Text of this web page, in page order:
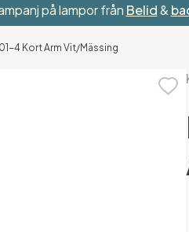
på lampor från Belid&
4 Kort Arm Vit/Mässing